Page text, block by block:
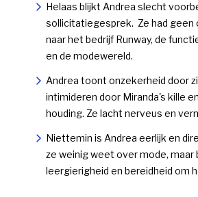
Helaas blijkt Andrea slecht
sollicitatiegesprek. Ze had geen
naar het bedrijf Runway, de
en de modewereld.
Andrea toont onzekerheid door
intimideren door Miranda's kille
houding. Ze lacht nerveus en
Niettemin is Andrea eerlijk en
ze weinig weet over mode, maar
leergierigheid en bereidheid om